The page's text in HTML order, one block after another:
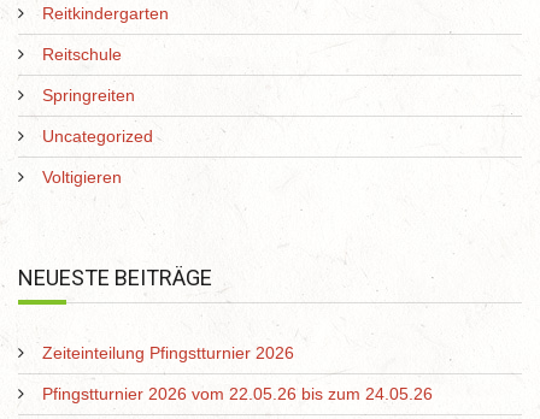
Reitkindergarten
Reitschule
Springreiten
Uncategorized
Voltigieren
NEUESTE BEITRÄGE
Zeiteinteilung Pfingstturnier 2026
Pfingstturnier 2026 vom 22.05.26 bis zum 24.05.26